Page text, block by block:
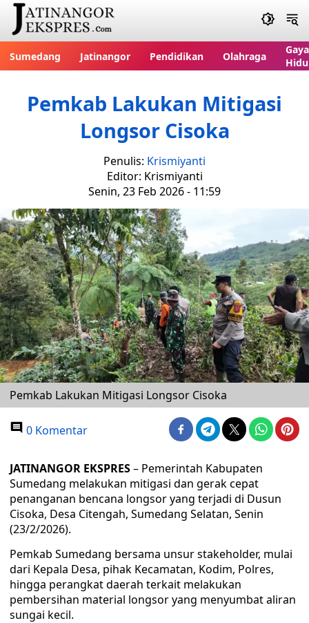
Sumedang Jatinangor Pendidikan Olahraga
Gaya
Pemkab Lakukan Mitigasi
Longsor Cisoka
Penulis: Krismiyanti
Editor: Krismiyanti
Senin, 23 Feb 2026 - 11:59
Pemkab Lakukan Mitigasi Longsor Cisoka
0 Komentar
JATINANGOR EKSPRES– Pemerintah Kabupaten
Sumedang melakukan mitigasi dan gerak cepat
penanganan bencana longsor yang terjadi di Dusun
Cisoka, Desa Citengah, Sumedang Selatan, Senin
(23/2/2026).
Pemkab Sumedang bersama unsur stakeholder, mulai
dari Kepala Desa, pihak Kecamatan, Kodim, Polres,
hingga perangkat daerah terkait melakukan
pembersihan material longsor yang menyumbat aliran
sungai kecil.